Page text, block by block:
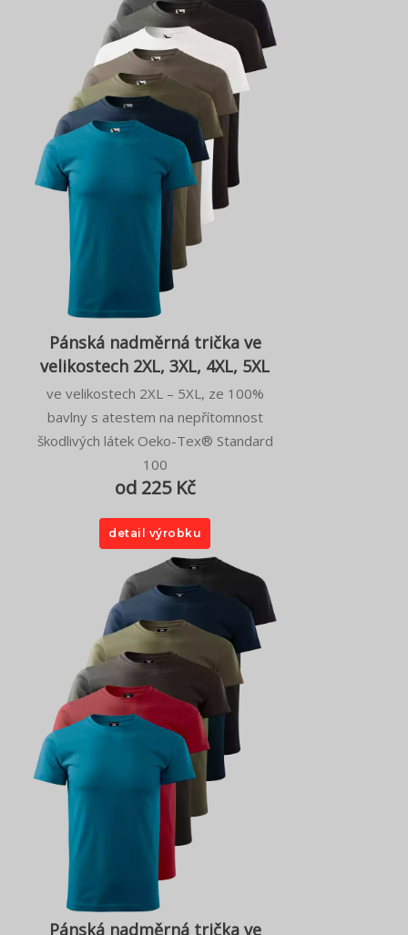
Pánská nadměrná trička ve
velikostech 2XL, 3XL, 4XL, 5XL
ve velikostech 2XL – 5XL, ze 100%
bavlny s atestem na nepřítomnost
škodlivých látek Oeko-Tex® Standard
100
od 225 Kč
detail výrobku
Pánská nadměrná trička ve